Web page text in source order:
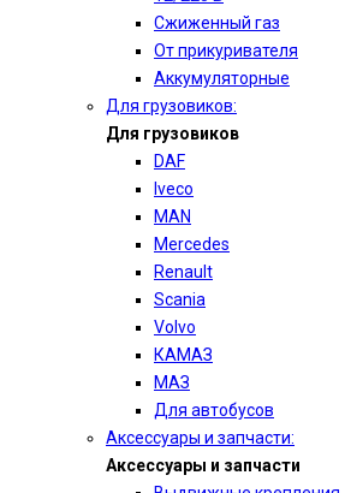
Сжиженный газ
От прикуривателя
Аккумуляторные
Для грузовиков:
Для грузовиков
DAF
Iveco
MAN
Mercedes
Renault
Scania
Volvo
КАМАЗ
МАЗ
Для автобусов
Аксессуары и запчасти:
Аксессуары и запчасти